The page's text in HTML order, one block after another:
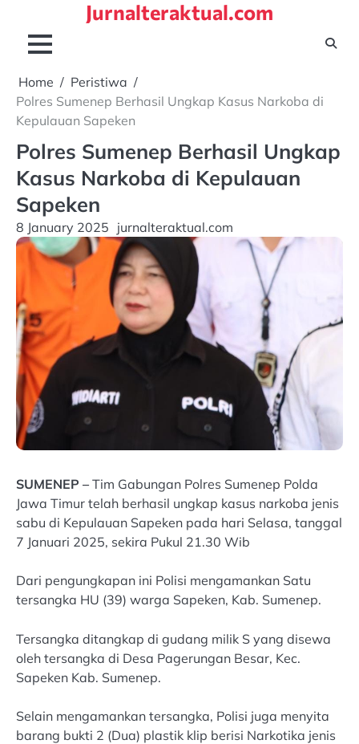
content
Jurnalteraktual.com
Home
Peristiwa
Polres Sumenep Berhasil Ungkap Kasus Narkoba di
Kepulauan Sapeken
Polres Sumenep Berhasil Ungkap
Kasus Narkoba di Kepulauan
Sapeken
8 January 2025 jurnalteraktual.com
SUMENEP –Tim Gabungan Polres Sumenep Polda
Jawa Timur telah berhasil ungkap kasus narkoba jenis
sabu di Kepulauan Sapeken pada hari Selasa, tanggal
7 Januari 2025, sekira Pukul 21.30 Wib
Dari pengungkapan ini Polisi mengamankan Satu
tersangka HU (39) warga Sapeken, Kab. Sumenep.
Tersangka ditangkap di gudang milik S yang disewa
oleh tersangka di Desa Pagerungan Besar, Kec.
Sapeken Kab. Sumenep.
Selain mengamankan tersangka, Polisi juga menyita
barang bukti 2 (Dua) plastik klip berisi Narkotika jenis